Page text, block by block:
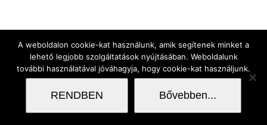
A weboldalon cookie-kat használunk, amik segítenek minket a
lehető legjobb szolgáltatások nyújtásában. Weboldalunk
további használatával jóváhagyja, hogy cookie-kat használjunk.
RENDBEN Bővebben...